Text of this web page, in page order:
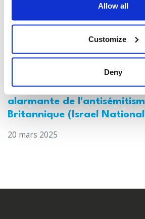
Allow all
Customize
Deny
Canada : Une enquête
alarmante de
Britannique (Israel
20 mars 2025